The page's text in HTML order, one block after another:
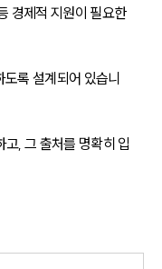
경제적 지원이 필요한
록 설계되어 있습니
, 그 출처를 명확히 입